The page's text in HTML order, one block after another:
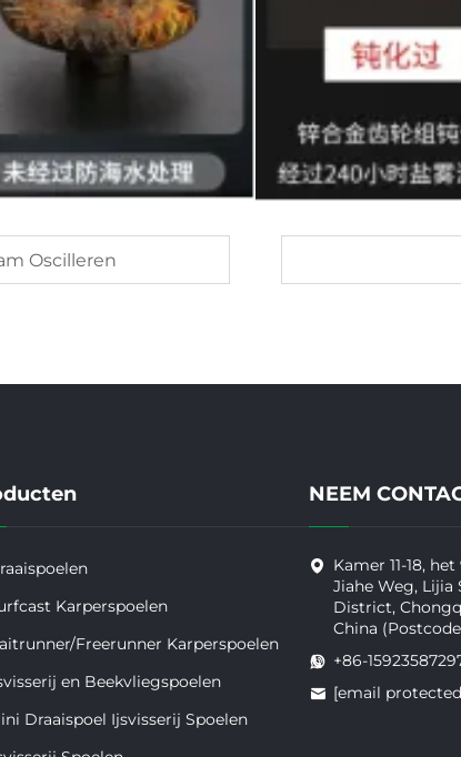
Oscilleren
Karperspoelen
Freerunner Karperspoelen
en Beekvliegspoelen
Draaispoel Ijsvisserij Spoelen
NEEM
Kamer 11-18,
Jiahe Weg,
District,
China
+86-
[email